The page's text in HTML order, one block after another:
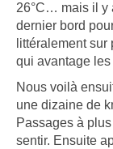
26°C… mais il y
dernier bord
littéralement sur
qui avantage les
Nous voilà
une dizaine de
Passages à
sentir. Ensuite